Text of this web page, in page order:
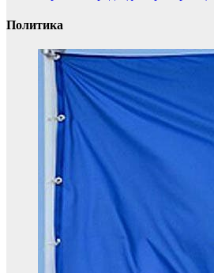
Политика